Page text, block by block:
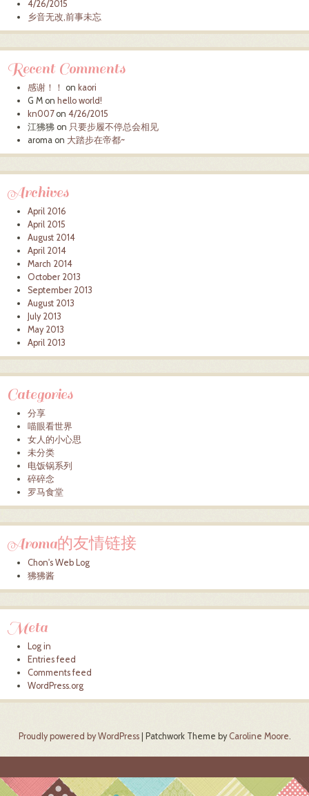
4/26/2015
乡音无改,前事未忘
Recent Comments
感谢！！ on kaori
G M on hello world!
kn007on 4/26/2015
江狒狒 on 只要步履不停总会相见
aroma on 大踏步在帝都~
Archives
April 2016
April 2015
August 2014
April 2014
March 2014
October 2013
September 2013
August 2013
July 2013
May 2013
April 2013
Categories
分享
喵眼看世界
女人的小心思
未分类
电饭锅系列
碎碎念
罗马食堂
Aroma的友情链接
Chon's Web Log
狒狒酱
Meta
Log in
Entries feed
Comments feed
WordPress.org
Proudly powered by WordPress Patchwork Theme byCaroline Moore.